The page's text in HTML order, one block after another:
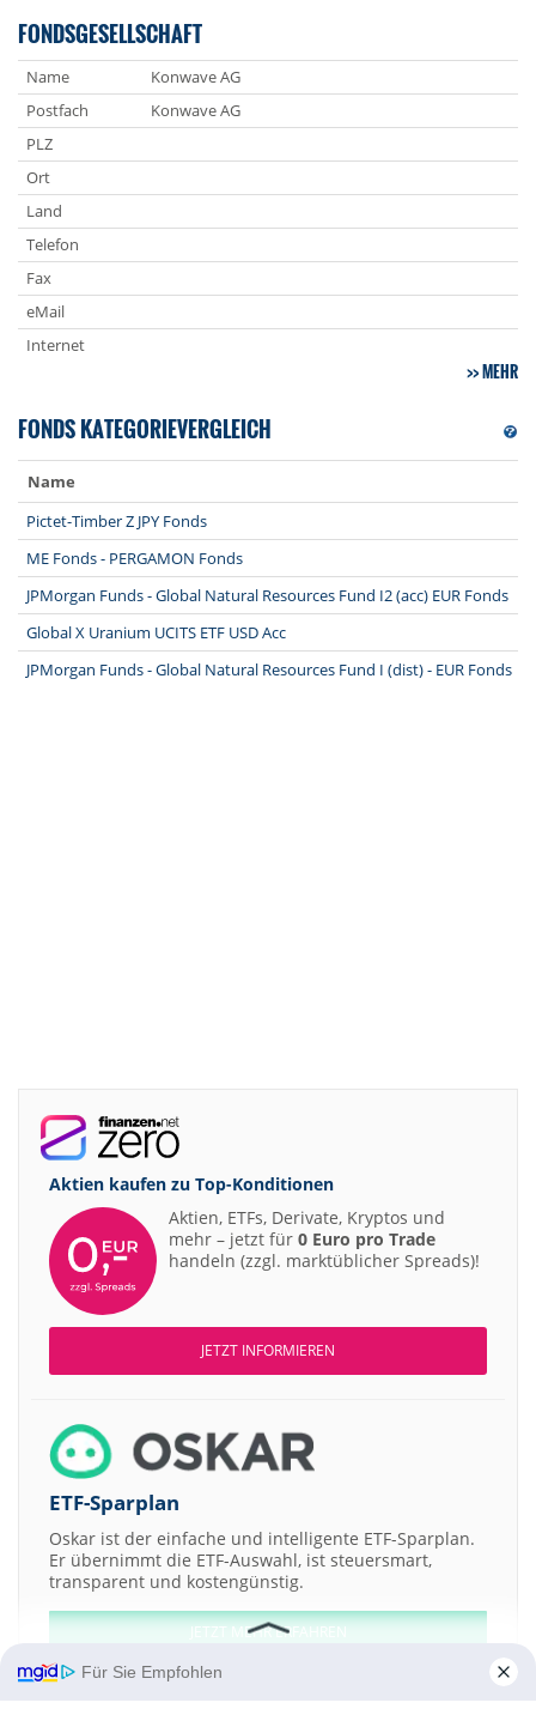
FONDSGESELLSCHAFT
Name
Konwave AG
Postfach
Konwave AG
PLZ
Ort
Land
Telefon
Fax
eMail
Internet
MEHR
FONDS KATEGORIEVERGLEICH
Name
Pictet-Timber Z JPY Fonds
ME Fonds - PERGAMON Fonds
JPMorgan Funds - Global Natural Resources Fund I2 (acc) EUR Fonds
Global X Uranium UCITS ETF USD Acc
JPMorgan Funds - Global Natural Resources Fund I (dist) - EUR Fonds
Aktien kaufen zu Top-Konditionen
Aktien, ETFs, Derivate, Kryptos und
mehr – jetzt für 0 Euro pro Trade
handeln (zzgl. marktüblicher Spreads)!
JETZT INFORMIEREN
ETF-Sparplan
Oskar ist der einfache und intelligente ETF-Sparplan.
Er übernimmt die ETF-Auswahl, ist steuersmart,
transparent und kostengünstig.
JETZT MEHR ERFAHREN
Für Sie Empfohlen